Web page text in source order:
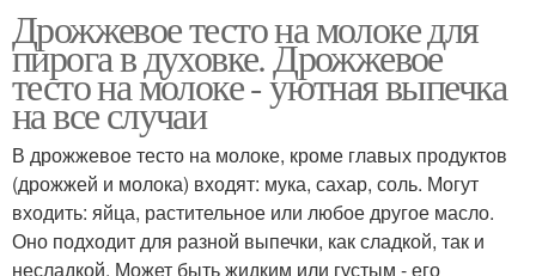
Дрожжевое тесто на молоке для
пирога в духовке. Дрожжевое
тесто на молоке - уютная выпечка
на все случаи
В дрожжевое тесто на молоке, кроме главых продуктов
(дрожжей и молока) входят: мука, сахар, соль. Могут
входить: яйца, растительное или любое другое масло.
Оно подходит для разной выпечки, как сладкой, так и
несладкой. Может быть жидким или густым - его